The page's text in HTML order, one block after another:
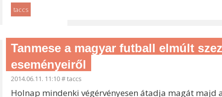
taccs
Tanmese a magyar futball elmúlt
eseményeiről
2014.06.11. 11:10#taccs
Holnap mindenki végérvényesen átadja magát majd